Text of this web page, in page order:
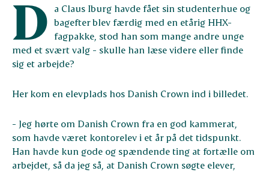
D
a Claus Iburg havde fået sin studenterhue og
bagefter blev færdig med en etårig HHX-
fagpakke, stod han som mange andre unge
med et svært valg - skulle han læse videre eller finde
sig et arbejde?
Her kom en elevplads hos Danish Crown ind i billedet.
- Jeg hørte om Danish Crown fra en god kammerat,
som havde været kontorelev i et år på det tidspunkt.
Han havde kun gode og spændende ting at fortælle om
arbejdet, så da jeg så, at Danish Crown søgte elever,